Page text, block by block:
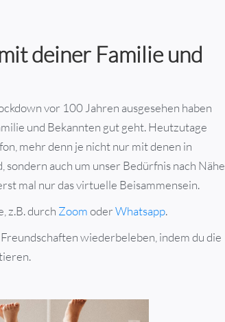
deiner Familie und
vor 100 Jahren ausgesehen haben
und Bekannten gut geht. Heutzutage
mehr denn je nicht nur mit denen in
sondern auch um unser Bedürfnis nach Nähe
mal nur das virtuelle Beisammensein.
z.B. durch ZoomoderWhatsapp.
wiederbeleben, indem du die